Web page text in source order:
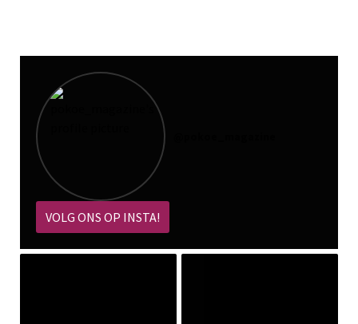
VOLG ONS OP INSTA!